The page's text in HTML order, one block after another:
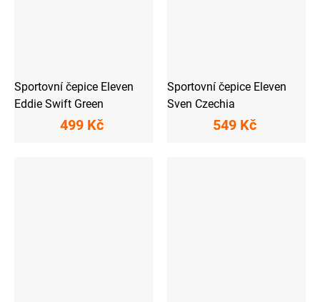
Sportovní čepice Eleven
Eddie Swift Green
499 Kč
Sportovní čepice Eleven
Sven Czechia
549 Kč